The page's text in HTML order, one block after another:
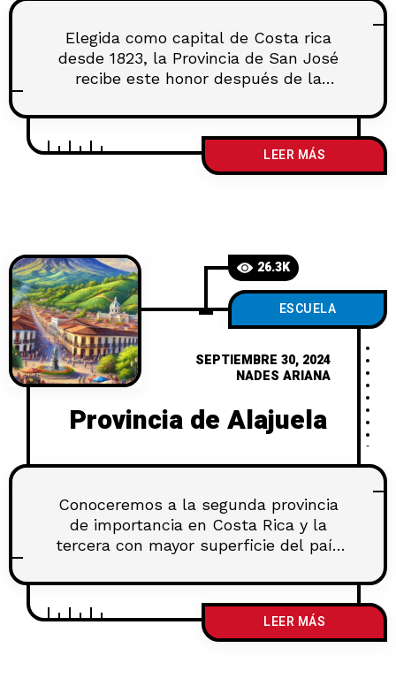
Elegida como capital de Costa rica
desde 1823, la Provincia de San José
recibe este honor después de la
enfrentamiento se da después de la
abolición de la Ley de la Ambulancia
en la cual se establecía que la
capitanía del país debía rotar entre las
LEER MÁS
26.3K
ESCUELA
SEPTIEMBRE 30, 2024
NADES ARIANA
Provincia de Alajuela
Conoceremos a la segunda provincia
de importancia en Costa Rica y la
tercera con mayor superficie del país
Alajuela, forma parte de las cuatro
provincias insignias de la historia
costarricense, participando en gran
parte de los acontecimientos
LEER MÁS